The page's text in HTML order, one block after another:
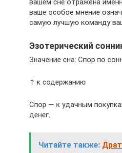
вашем сне отражена
ваше особое мнение
самую лучшую команду
Эзотерический
Значение сна: Спор по
↑ к содержанию
Спор — к удачным
денег.
Читайте также: